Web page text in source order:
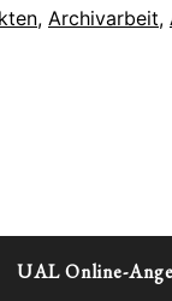
, Archivarbeit,
UAL Online-